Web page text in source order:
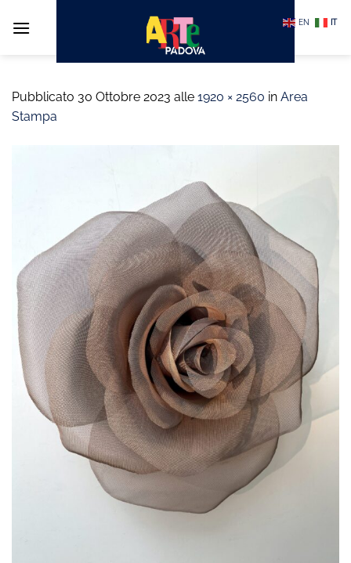
Pubblicato 30 Ottobre 2023 alle 1920 × 2560 in Area
Stampa
EN IT